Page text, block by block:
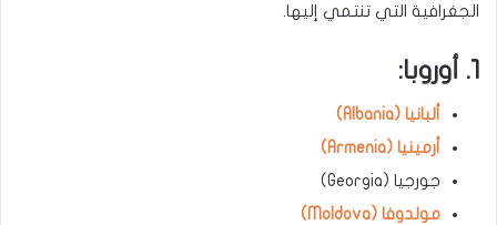
الجغرافية التي تنتمي إليها.
1. أوروبا:
ألبانيا (Albania)
أرمينيا (Armenia)
جورجيا (Georgia)
مولدوفا (Moldova)